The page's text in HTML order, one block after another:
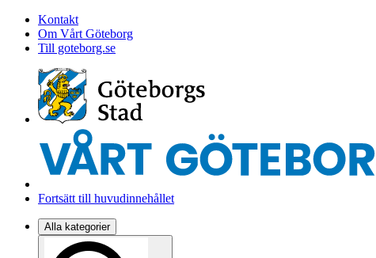
Kontakt
Om Vårt Göteborg
Till goteborg.se
Fortsätt till huvudinnehållet
Alla kategorier